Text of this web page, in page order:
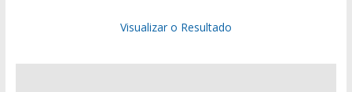
Visualizar o Resultado